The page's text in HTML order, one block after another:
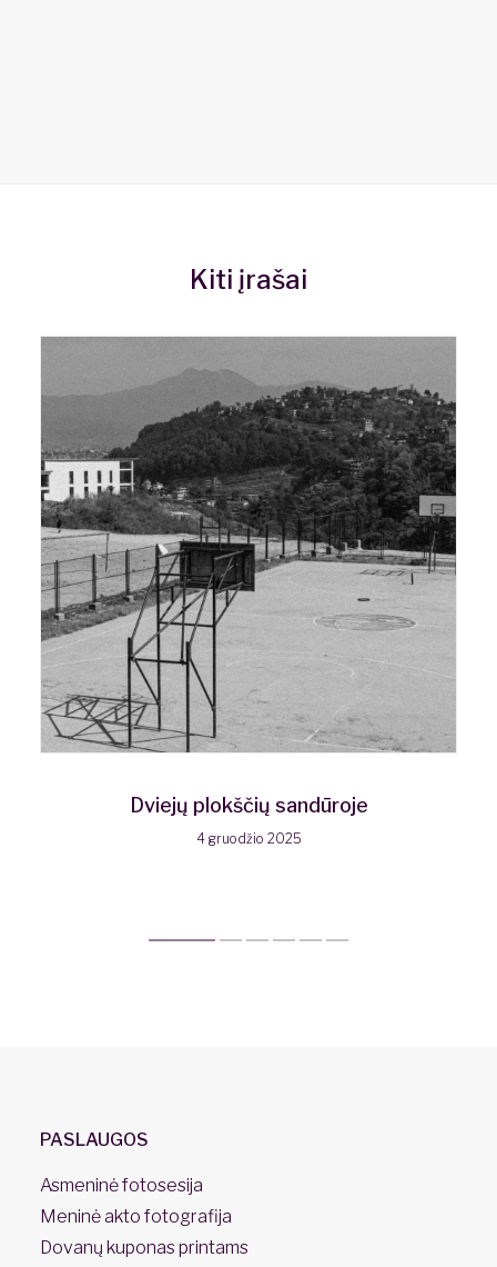
Kiti įrašai
Dviejų plokščių sandūroje
4 gruodžio 2025
PASLAUGOS
Asmeninė fotosesija
Meninė akto fotografija
Dovanų kuponas printams